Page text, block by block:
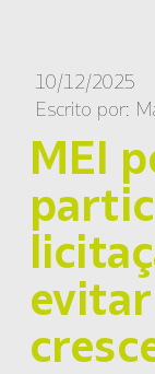
10/12/2025
Escrito por:
MEI